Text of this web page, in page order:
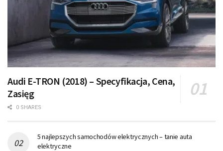
Audi E-TRON (2018) – Specyfikacja, Cena,
Zasięg
0 SHARES
5 najlepszych samochodów elektrycznych – tanie auta
elektryczne